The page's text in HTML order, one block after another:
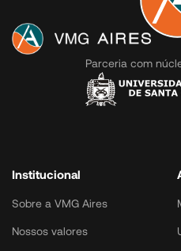
Contato
Parceria com
Institucional
Sobre a VMG Aires
Nossos valores